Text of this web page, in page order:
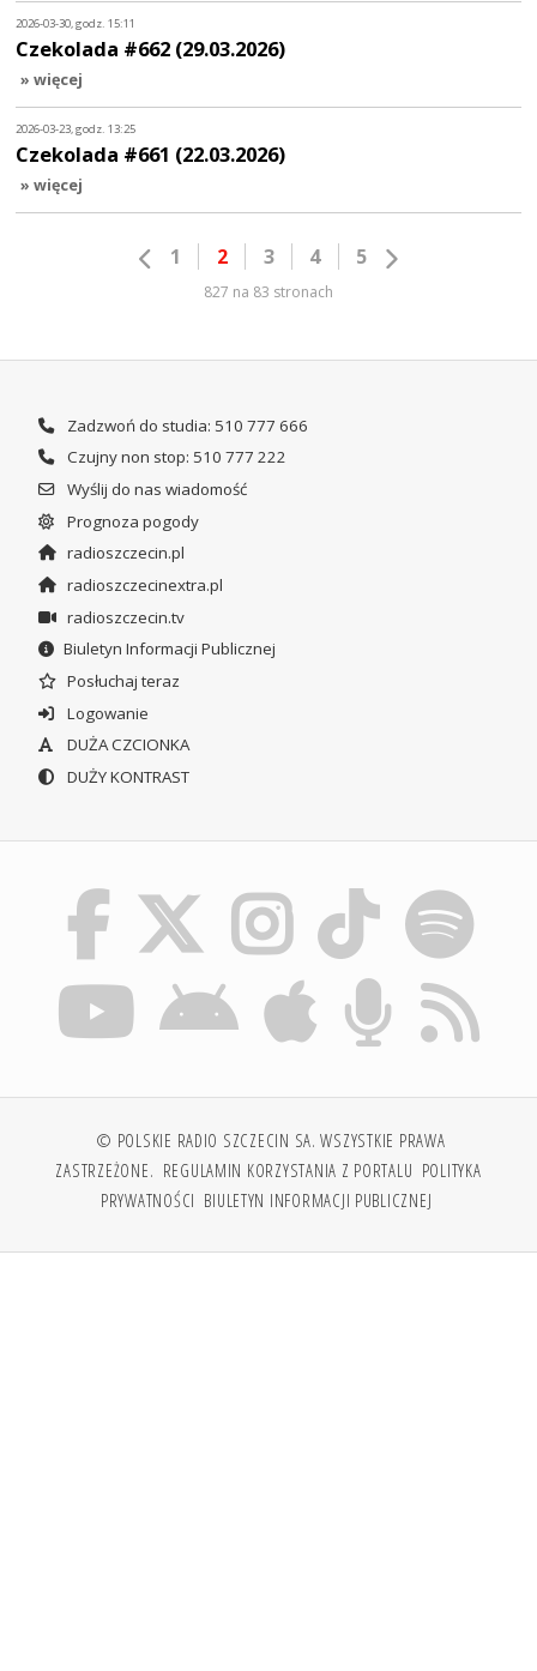
2026-03-30, godz. 15:11
Czekolada #662 (29.03.2026)
» więcej
2026-03-23, godz. 13:25
Czekolada #661 (22.03.2026)
» więcej
1 2 3 4 5
827 na 83 stronach
Zadzwoń do studia: 510 777 666
Czujny non stop: 510 777 222
Wyślij do nas wiadomość
Prognoza pogody
radioszczecin.pl
radioszczecinextra.pl
radioszczecin.tv
Biuletyn Informacji Publicznej
Posłuchaj teraz
Logowanie
DUŻA CZCIONKA
DUŻY KONTRAST
© POLSKIE RADIO SZCZECIN SA. WSZYSTKIE PRAWA
ZASTRZEŻONE. REGULAMIN KORZYSTANIA Z PORTALU POLITYKA
PRYWATNOŚCI BIULETYN INFORMACJI PUBLICZNEJ